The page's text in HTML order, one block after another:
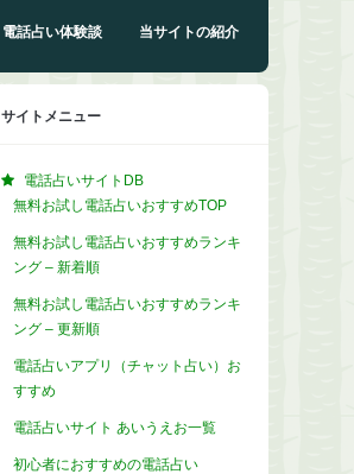
電話占い体験談 当サイトの紹介
サイトメニュー
電話占いサイトDB
無料お試し電話占いおすすめTOP
無料お試し電話占いおすすめランキ
ング – 新着順
無料お試し電話占いおすすめランキ
ング – 更新順
電話占いアプリ（チャット占い）お
すすめ
電話占いサイト あいうえお一覧
初心者におすすめの電話占い